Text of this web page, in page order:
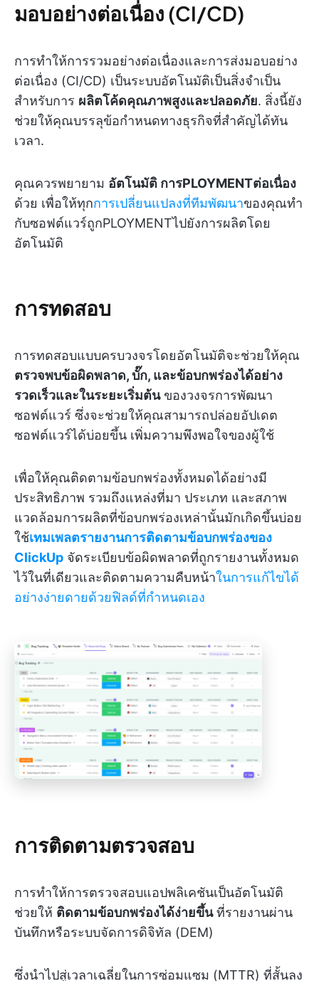
มอบอย่างต่อเนื่อง (CI/CD)
การทำให้การรวมอย่างต่อเนื่องและการส่งมอบอย่าง
ต่อเนื่อง (CI/CD) เป็นระบบอัตโนมัติเป็นสิ่งจำเป็น
สำหรับการ ผลิตโค้ดคุณภาพสูงและปลอดภัย. สิ่งนี้ยัง
ช่วยให้คุณบรรลุข้อกำหนดทางธุรกิจที่สำคัญได้ทัน
เวลา.
คุณควรพยายาม อัตโนมัติ การPLOYMENTต่อเนื่อง
ด้วย เพื่อให้ทุกการเปลี่ยนแปลงที่ทีมพัฒนาของคุณทำ
กับซอฟต์แวร์ถูกPLOYMENTไปยังการผลิตโดย
อัตโนมัติ
การทดสอบ
การทดสอบแบบครบวงจรโดยอัตโนมัติจะช่วยให้คุณ
ตรวจพบข้อผิดพลาด, บั๊ก, และข้อบกพร่องได้อย่าง
รวดเร็วและในระยะเริ่มต้นของวงจรการพัฒนา
ซอฟต์แวร์ ซึ่งจะช่วยให้คุณสามารถปล่อยอัปเดต
ซอฟต์แวร์ได้บ่อยขึ้น เพิ่มความพึงพอใจของผู้ใช้
เพื่อให้คุณติดตามข้อบกพร่องทั้งหมดได้อย่างมี
ประสิทธิภาพ รวมถึงแหล่งที่มา ประเภท และสภาพ
แวดล้อมการผลิตที่ข้อบกพร่องเหล่านั้นมักเกิดขึ้นบ่อย
ใช้เทมเพลตรายงานการติดตามข้อบกพร่องของ
ClickUp จัดระเบียบข้อผิดพลาดที่ถูกรายงานทั้งหมด
ไว้ในที่เดียวและติดตามความคืบหน้าในการแก้ไขได้
อย่างง่ายดายด้วยฟิลด์ที่กำหนดเอง
การติดตามตรวจสอบ
การทำให้การตรวจสอบแอปพลิเคชันเป็นอัตโนมัติ
ช่วยให้ ติดตามข้อบกพร่องได้ง่ายขึ้นที่รายงานผ่าน
บันทึกหรือระบบจัดการดิจิทัล (DEM)
ซึ่งนำไปสู่เวลาเฉลี่ยในการซ่อมแซม (MTTR) ที่สั้นลง